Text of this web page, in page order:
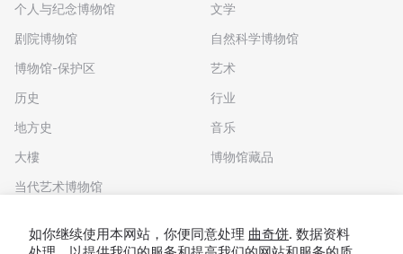
个人与纪念博物馆
剧院博物馆
博物馆-保护区
历史
地方史
大樓
当代艺术博物馆
文学
自然科学博物馆
艺术
行业
音乐
博物馆藏品
如你继续使用本网站，你便同意处理 曲奇饼. 数据资料